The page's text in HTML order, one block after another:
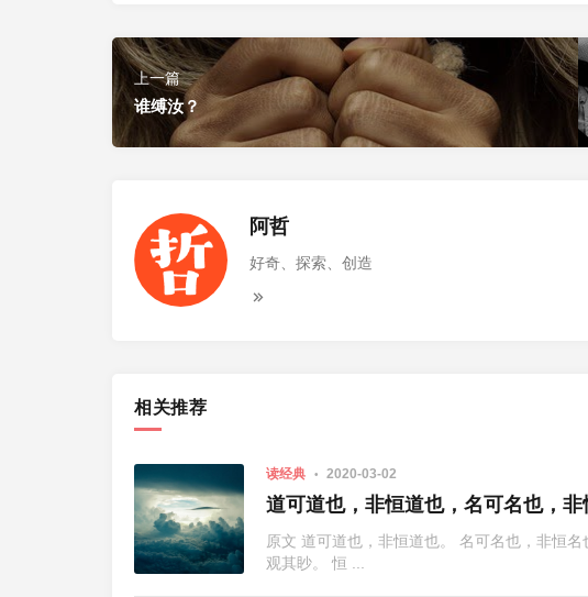
上一篇
谁缚汝？
阿哲
好奇、探索、创造
相关推荐
读经典 2020-03-02
道可道也，非恒道也，名可名也，非
原文 道可道也，非恒道也。 名可名也，非恒
观其眇。 恒 ...